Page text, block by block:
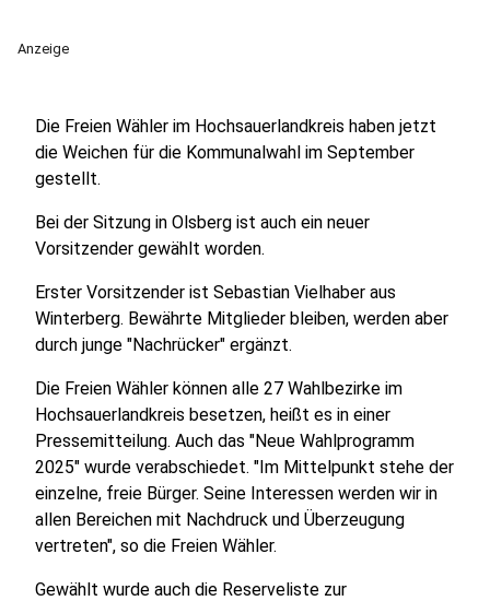
Anzeige
Die Freien Wähler im Hochsauerlandkreis haben jetzt
die Weichen für die Kommunalwahl im September
gestellt.
Bei der Sitzung in Olsberg ist auch ein neuer
Vorsitzender gewählt worden.
Erster Vorsitzender ist Sebastian Vielhaber aus
Winterberg. Bewährte Mitglieder bleiben, werden aber
durch junge "Nachrücker" ergänzt.
Die Freien Wähler können alle 27 Wahlbezirke im
Hochsauerlandkreis besetzen, heißt es in einer
Pressemitteilung. Auch das "Neue Wahlprogramm
2025" wurde verabschiedet. "Im Mittelpunkt stehe der
einzelne, freie Bürger. Seine Interessen werden wir in
allen Bereichen mit Nachdruck und Überzeugung
vertreten", so die Freien Wähler.
Gewählt wurde auch die Reserveliste zur